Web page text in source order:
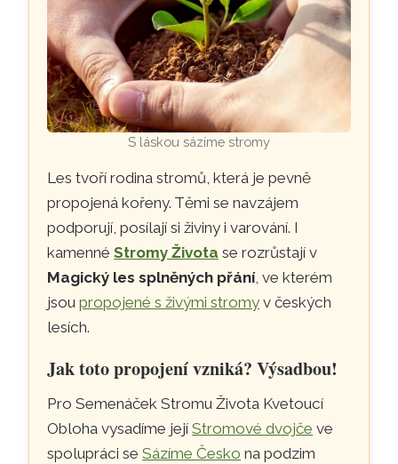
S láskou sázíme stromy
Les tvoří rodina stromů, která je pevně
propojená kořeny. Těmi se navzájem
podporují, posílají si živiny i varování. I
kamennéStromy Života se rozrůstají v
Magický les splněných přání, ve kterém
jsoupropojené s živými stromy v českých
lesích.
Jak toto propojení vzniká? Výsadbou!
Pro Semenáček Stromu Života Kvetoucí
Obloha vysadíme jejíStromové dvojče ve
spolupráci seSázíme Česko na podzim